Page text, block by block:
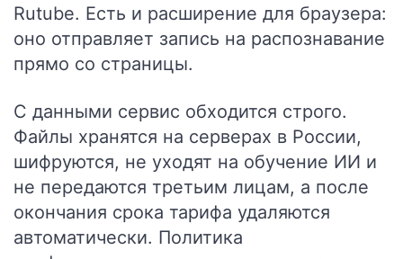
Rutube. Есть и расширение для браузера:
оно отправляет запись на распознавание
прямо со страницы.
С данными сервис обходится строго.
Файлы хранятся на серверах в России,
шифруются, не уходят на обучение ИИ и
не передаются третьим лицам, а после
окончания срока тарифа удаляются
автоматически. Политика